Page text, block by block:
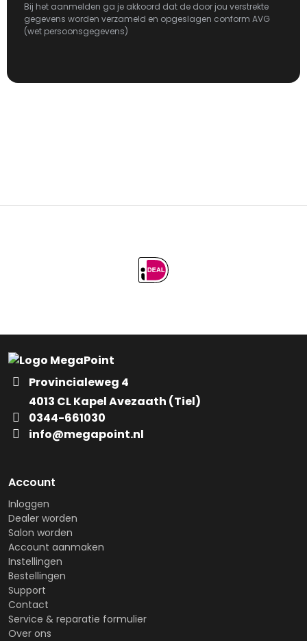
Bij het aanmelden ga je akkoord dat de door jou verstrekte
gegevens worden verzameld en opgeslagen conform AVG
(wet persoonsgegevens)
Provincialeweg 4
4013 CL Kapel Avezaath (Tiel)
0344-661030
info@megapoint.nl
Account
Inloggen
Dealer worden
Salon worden
Account aanmaken
Instellingen
Bestellingen
Support
Contact
Service & reparatie formulier
Over ons